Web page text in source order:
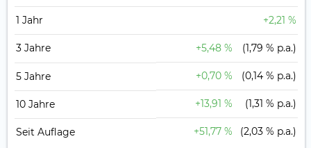
1 Jahr +2,21 %
3 Jahre +5,48 % (1,79 % p.a.)
5 Jahre +0,70 % (0,14 % p.a.)
10 Jahre +13,91 % (1,31 % p.a.)
Seit Auflage +51,77 % (2,03 % p.a.)